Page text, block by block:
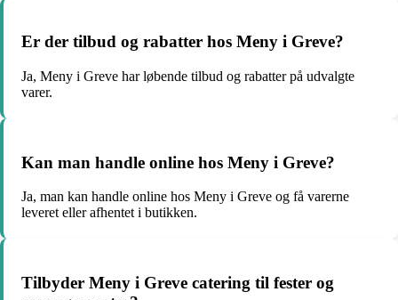
Er der tilbud og rabatter hos Meny i Greve?
Ja, Meny i Greve har løbende tilbud og rabatter på udvalgte
varer.
Kan man handle online hos Meny i Greve?
Ja, man kan handle online hos Meny i Greve og få varerne
leveret eller afhentet i butikken.
Tilbyder Meny i Greve catering til fester og